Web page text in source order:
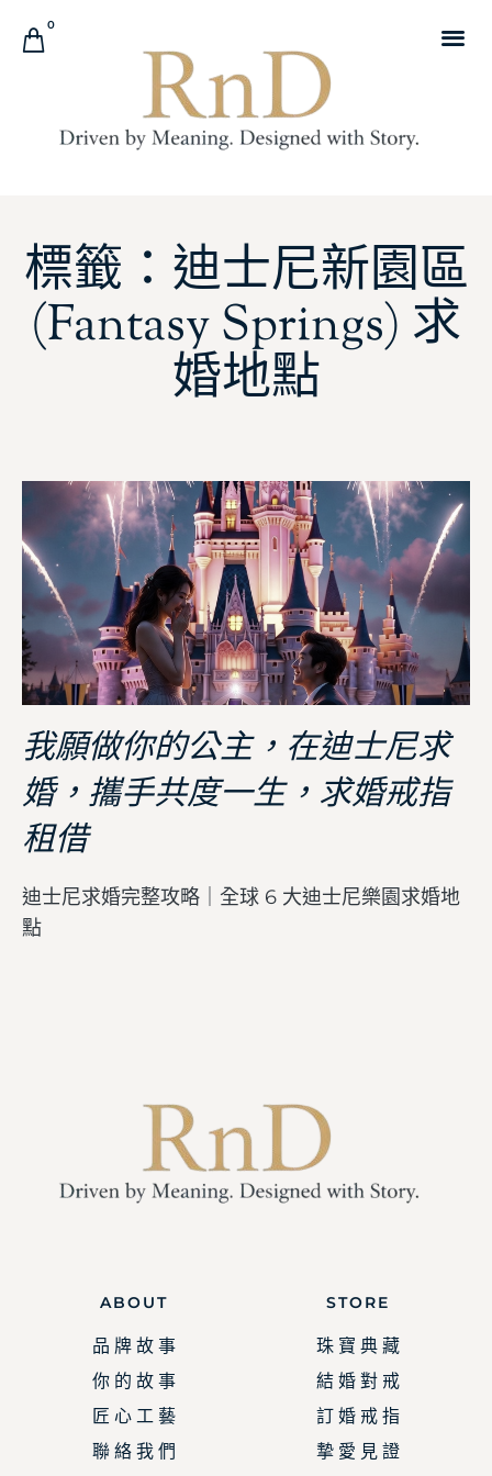
0
標籤：迪士尼新園區
(Fantasy Springs) 求
婚地點
我願做你的公主，在迪士尼求
婚，攜手共度一生，求婚戒指
租借
迪士尼求婚完整攻略｜全球 6 大迪士尼樂園求婚地
點
ABOUT
品 牌 故 事
你 的 故 事
匠 心 工 藝
聯 絡 我 們
STORE
珠 寶 典 藏
結 婚 對 戒
訂 婚 戒 指
摯 愛 見 證